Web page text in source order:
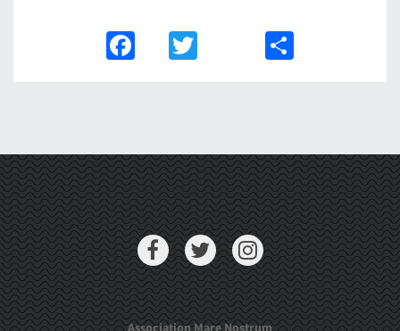
FacebookTwitter
Association Mare Nostrum